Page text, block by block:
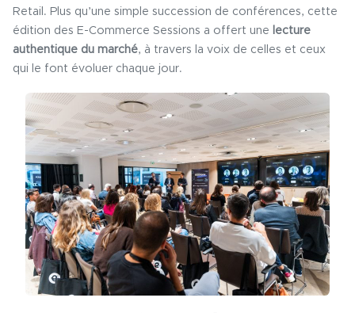
Retail. Plus qu’une simple succession de conférences, cette
édition des E-Commerce Sessions a offert une
lecture
authentique du marché, à travers la voix de celles et ceux
qui le font évoluer chaque jour.